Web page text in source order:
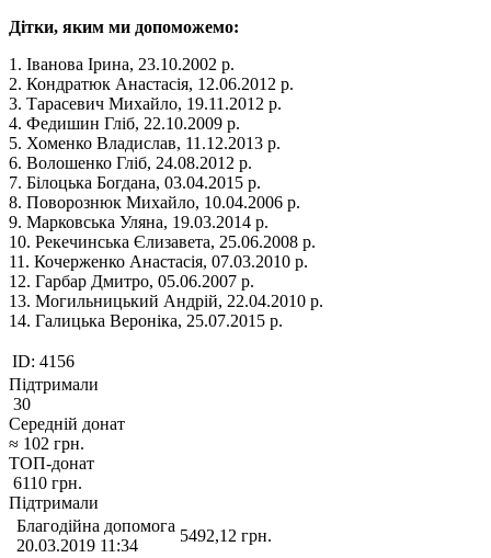
Дітки, яким ми допоможемо:
1. Іванова Ірина, 23.10.2002 р.
2. Кондратюк Анастасія, 12.06.2012 р.
3. Тарасевич Михайло, 19.11.2012 р.
4. Федишин Гліб, 22.10.2009 р.
5. Хоменко Владислав, 11.12.2013 р.
6. Волошенко Гліб, 24.08.2012 р.
7. Білоцька Богдана, 03.04.2015 р.
8. Поворознюк Михайло, 10.04.2006 р.
9. Марковська Уляна, 19.03.2014 р.
10. Рекечинська Єлизавета, 25.06.2008 р.
11. Кочерженко Анастасія, 07.03.2010 р.
12. Гарбар Дмитро, 05.06.2007 р.
13. Могильницький Андрій, 22.04.2010 р.
14. Галицька Вероніка, 25.07.2015 р.
ID: 4156
Підтримали
30
Середній донат
≈ 102 грн.
ТОП-донат
6110 грн.
Підтримали
Благодійна допомога
20.03.2019 11:34
5492,12 грн.